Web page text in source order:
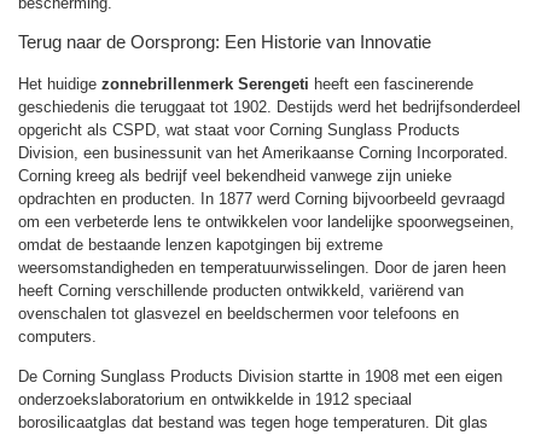
Terug naar de Oorsprong: Een Historie van Innovatie
Het huidige zonnebrillenmerk Serengeti heeft een fascinerende
geschiedenis die teruggaat tot 1902. Destijds werd het bedrijfsonderdeel
opgericht als CSPD, wat staat voor Corning Sunglass Products
Division, een businessunit van het Amerikaanse Corning Incorporated.
Corning kreeg als bedrijf veel bekendheid vanwege zijn unieke
opdrachten en producten. In 1877 werd Corning bijvoorbeeld gevraagd
om een verbeterde lens te ontwikkelen voor landelijke spoorwegseinen,
omdat de bestaande lenzen kapotgingen bij extreme
weersomstandigheden en temperatuurwisselingen. Door de jaren heen
heeft Corning verschillende producten ontwikkeld, variërend van
ovenschalen tot glasvezel en beeldschermen voor telefoons en
computers.
De Corning Sunglass Products Division startte in 1908 met een eigen
onderzoekslaboratorium en ontwikkelde in 1912 speciaal
borosilicaatglas dat bestand was tegen hoge temperaturen. Dit glas